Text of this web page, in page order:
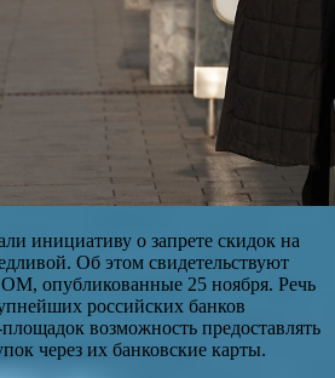
инициативу о запрете скидок на
Об этом свидетельствуют
опубликованные 25 ноября. Речь
российских банков
возможность предоставлять
через их банковские карты.